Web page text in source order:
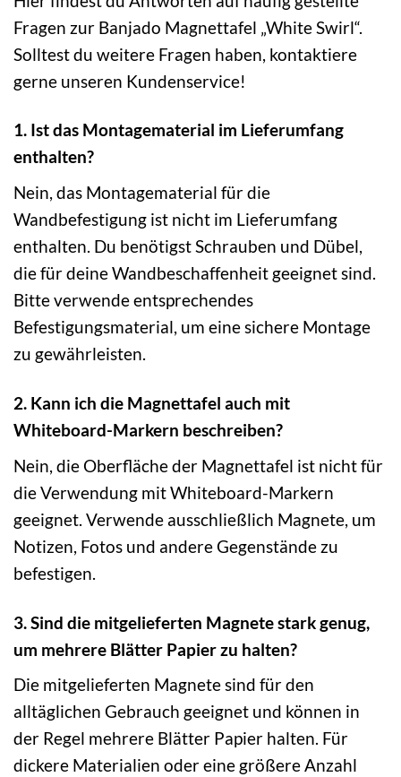
Fragen zur Banjado Magnettafel „White Swirl“.
Solltest du weitere Fragen haben, kontaktiere
gerne unseren Kundenservice!
1. Ist das Montagematerial im Lieferumfang
enthalten?
Nein, das Montagematerial für die
Wandbefestigung ist nicht im Lieferumfang
enthalten. Du benötigst Schrauben und Dübel,
die für deine Wandbeschaffenheit geeignet sind.
Bitte verwende entsprechendes
Befestigungsmaterial, um eine sichere Montage
zu gewährleisten.
2. Kann ich die Magnettafel auch mit
Whiteboard-Markern beschreiben?
Nein, die Oberfläche der Magnettafel ist nicht für
die Verwendung mit Whiteboard-Markern
geeignet. Verwende ausschließlich Magnete, um
Notizen, Fotos und andere Gegenstände zu
befestigen.
3. Sind die mitgelieferten Magnete stark genug,
um mehrere Blätter Papier zu halten?
Die mitgelieferten Magnete sind für den
alltäglichen Gebrauch geeignet und können in
der Regel mehrere Blätter Papier halten. Für
dickere Materialien oder eine größere Anzahl